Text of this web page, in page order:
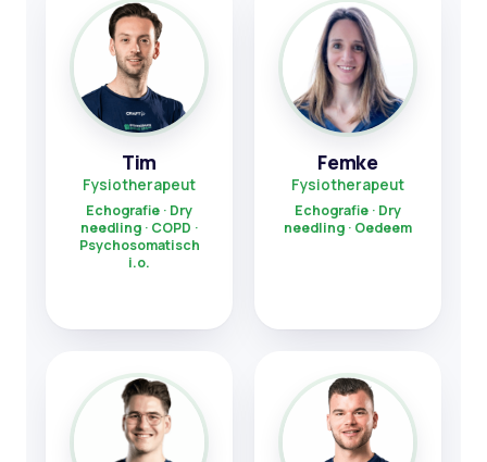
Tim
Fysiotherapeut
Echografie · Dry
needling · COPD ·
Psychosomatisch
i.o.
Femke
Fysiotherapeut
Echografie · Dry
needling · Oedeem